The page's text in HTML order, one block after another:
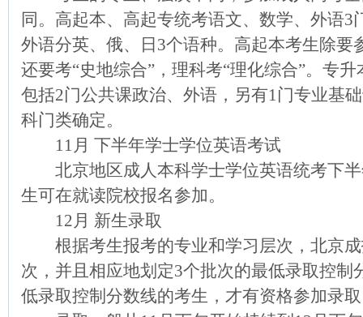
同。高起本、高起专统考语文、数学、外语3
外语分英、俄、日3个语种。高起本考生除要
还要考“史地综合”，理科考“理化综合”。专
包括2门公共课政治、外语，另有1门专业基
科门类确定。
11月 下半年学士学位英语考试
北京地区成人本科学士学位英语统考下半
生可在就读院校报名参加。
12月 新生录取
根据考生报考的专业和学习层次，北京成
次，并且相应地划定3个批次的最低录取控制
低录取控制分数线的考生，才有资格参加录